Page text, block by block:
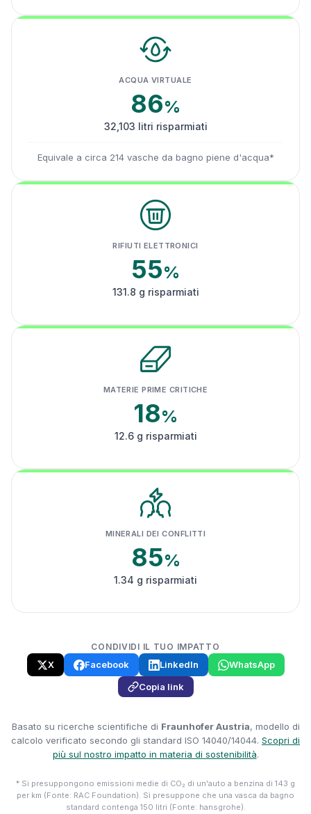
ACQUA VIRTUALE
86%
32,103 litri risparmiati
Equivale a circa 214 vasche da bagno piene d'acqua*
RIFIUTI ELETTRONICI
55%
131.8 g risparmiati
MATERIE PRIME CRITICHE
18%
12.6 g risparmiati
MINERALI DEI CONFLITTI
85%
1.34 g risparmiati
CONDIVIDI IL TUO IMPATTO
X Facebook LinkedIn
WhatsApp
Copia link
Basato su ricerche scientifiche di Fraunhofer Austria, modello di
calcolo verificato secondo gli standard ISO 14040/14044. Scopri di
più sul nostro impatto in materia di sostenibilità.
* Si presuppongono emissioni medie di CO₂ di un'auto a benzina di 143 g
per km (Fonte: RAC Foundation). Si presuppone che una vasca da bagno
standard contenga 150 litri (Fonte: hansgrohe).